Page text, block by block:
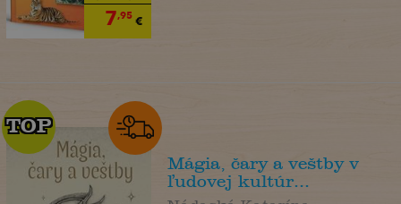
7,95€
TOP
TOP
Mágia, čary a veštby v
ľudovej kultúr...
Nádaská Katarína